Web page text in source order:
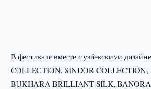
В фестивале вместе с узбекскими
COLLECTION, SINDOR
BUKHARA BRILLIANT SILK,